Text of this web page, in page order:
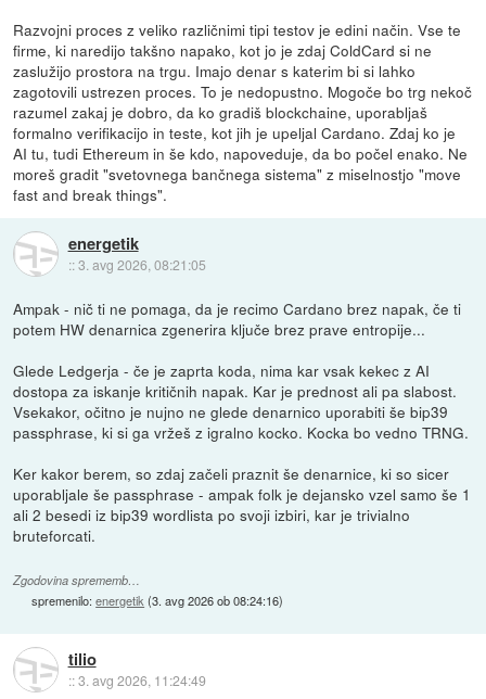
Razvojni proces z veliko različnimi tipi testov je edini način. Vse te
firme, ki naredijo takšno napako, kot jo je zdaj ColdCard si ne
zaslužijo prostora na trgu. Imajo denar s katerim bi si lahko
zagotovili ustrezen proces. To je nedopustno. Mogoče bo trg nekoč
razumel zakaj je dobro, da ko gradiš blockchaine, uporabljaš
formalno verifikacijo in teste, kot jih je upeljal Cardano. Zdaj ko je
AI tu, tudi Ethereum in še kdo, napoveduje, da bo počel enako. Ne
moreš gradit "svetovnega bančnega sistema" z miselnostjo "move
fast and break things".
energetik
::3. avg 2026, 08:21:05
Ampak - nič ti ne pomaga, da je recimo Cardano brez napak, če ti
potem HW denarnica zgenerira ključe brez prave entropije...
Glede Ledgerja - če je zaprta koda, nima kar vsak kekec z AI
dostopa za iskanje kritičnih napak. Kar je prednost ali pa slabost.
Vsekakor, očitno je nujno ne glede denarnico uporabiti še bip39
passphrase, ki si ga vržeš z igralno kocko. Kocka bo vedno TRNG.
Ker kakor berem, so zdaj začeli praznit še denarnice, ki so sicer
uporabljale še passphrase - ampak folk je dejansko vzel samo še 1
ali 2 besedi iz bip39 wordlista po svoji izbiri, kar je trivialno
bruteforcati.
Zgodovina sprememb…
spremenilo:energetik (3. avg 2026 ob 08:24:16)
tilio
::3. avg 2026, 11:24:49